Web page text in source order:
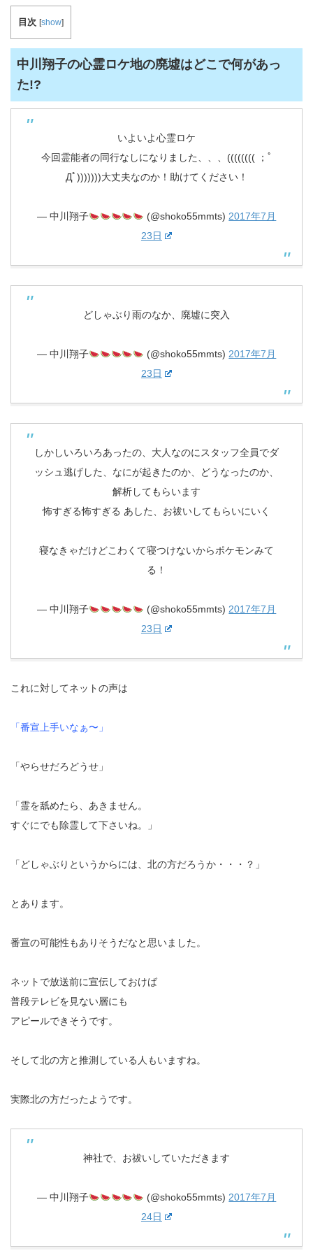
目次 [show]
中川翔子の心霊ロケ地の廃墟はどこで何があっ
た!?
いよいよ心霊ロケ
今回霊能者の同行なしになりました、、、(((((((( ；ﾟ
Дﾟ)))))))大丈夫なのか！助けてください！
— 中川翔子 (@shoko55mmts)2017年7月
23日
どしゃぶり雨のなか、廃墟に突入
— 中川翔子 (@shoko55mmts)2017年7月
23日
しかしいろいろあったの、大人なのにスタッフ全員でダ
ッシュ逃げした、なにが起きたのか、どうなったのか、
解析してもらいます
怖すぎる怖すぎる あした、お祓いしてもらいにいく
寝なきゃだけどこわくて寝つけないからポケモンみて
る！
— 中川翔子 (@shoko55mmts)2017年7月
23日
これに対してネットの声は
「番宣上手いなぁ〜」
「やらせだろどうせ」
「霊を舐めたら、あきません。
すぐにでも除霊して下さいね。」
「どしゃぶりというからには、北の方だろうか・・・？」
とあります。
番宣の可能性もありそうだなと思いました。
ネットで放送前に宣伝しておけば
普段テレビを見ない層にも
アピールできそうです。
そして北の方と推測している人もいますね。
実際北の方だったようです。
神社で、お祓いしていただきます
— 中川翔子 (@shoko55mmts)2017年7月
24日